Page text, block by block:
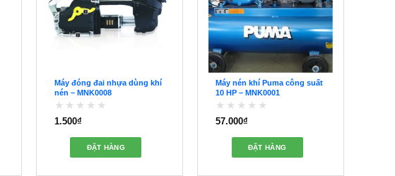
Máy đóng đai nhựa dùng khí
nén – MNK0008
Được
1.500₫
ĐẶT HÀNG
Máy nén khí Puma công suất
10 HP – MNK0001
Được
57.000₫
ĐẶT HÀNG